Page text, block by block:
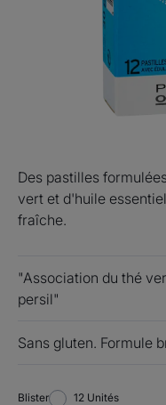
Des pastilles
vert et d'huile
fraîche.
"Association du thé
persil"
Sans gluten. Formule
Blister Blister
12 Unités